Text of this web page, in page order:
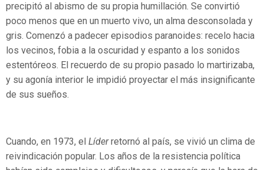
precipitó al abismo de su propia humillación. Se convirtió
poco menos que en un muerto vivo, un alma desconsolada y
gris. Comenzó a padecer episodios paranoides: recelo hacia
los vecinos, fobia a la oscuridad y espanto a los sonidos
estentóreos. El recuerdo de su propio pasado lo martirizaba,
y su agonía interior le impidió proyectar el más insignificante
de sus sueños.
Cuando, en 1973, el Líderretornó al país, se vivió un clima de
reivindicación popular. Los años de la resistencia política